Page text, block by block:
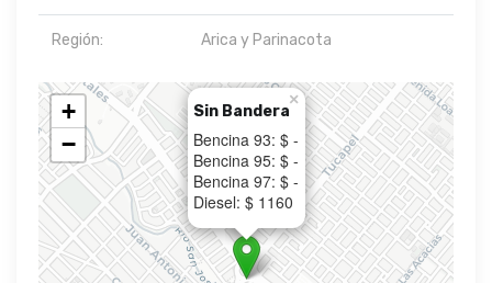
Región: Arica y Parinacota
Sin Bandera
Bencina 93: $ -
Bencina 95: $ -
Bencina 97: $ -
Diesel: $ 1160
×
+
−